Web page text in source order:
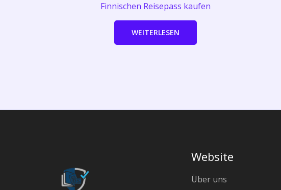
Finnischen Reisepass kaufen
WEITERLESEN
Website
Über uns